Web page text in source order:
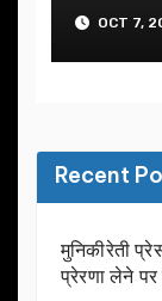
OCT 7,
Recent
मुनिकीरेती
प्रेरणा लेने पर